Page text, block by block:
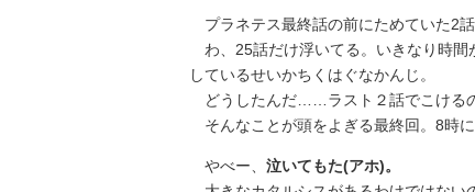
プラネテス最終話の前にためていた2話
わ、25話だけ浮いてる。いきなり時間
しているせいかちくはぐなかんじ。
どうしたんだ……ラスト２話でこけるの
そんなことが頭をよぎる最終回。8時
やべー、 泣いてもた(アホ)。